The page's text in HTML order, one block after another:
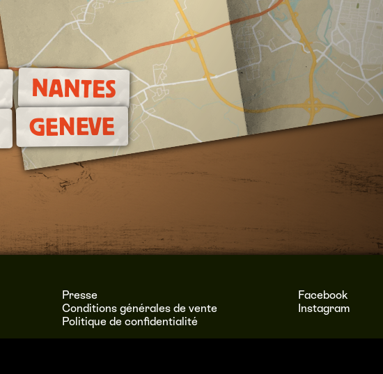
NANTES
GENEVE
Presse
Conditions générales de vente
Politique de confidentialité
Facebook
Instagram